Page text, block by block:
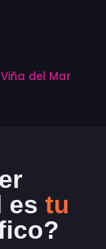
del Mar
es tu